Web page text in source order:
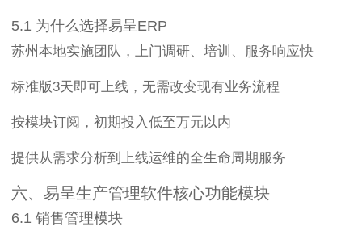
5.1 为什么选择易呈ERP
苏州本地实施团队，上门调研、培训、服务响应快
标准版3天即可上线，无需改变现有业务流程
按模块订阅，初期投入低至万元以内
提供从需求分析到上线运维的全生命周期服务
六、易呈生产管理软件核心功能模块
6.1 销售管理模块